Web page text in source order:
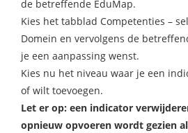
de betreffende EduMap.
Kies het tabblad Competenties –
Domein en vervolgens de
je een aanpassing wenst.
Kies nu het niveau waar je een
of wilt toevoegen.
Let er op: een indicator
opnieuw opvoeren wordt gezien